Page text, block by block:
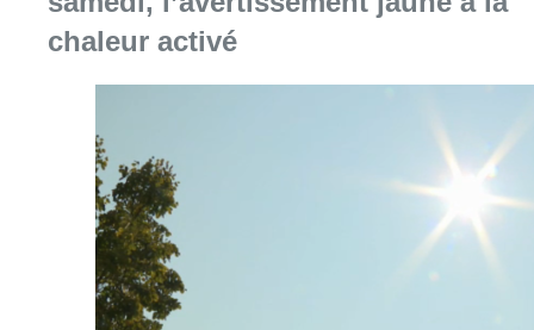
08 août 2026Consulter l'article "Météo: du soleil et
Coups de feu sur fond de “rivalité
amoureuse” à Uccle: une personne
blessée à la jambe